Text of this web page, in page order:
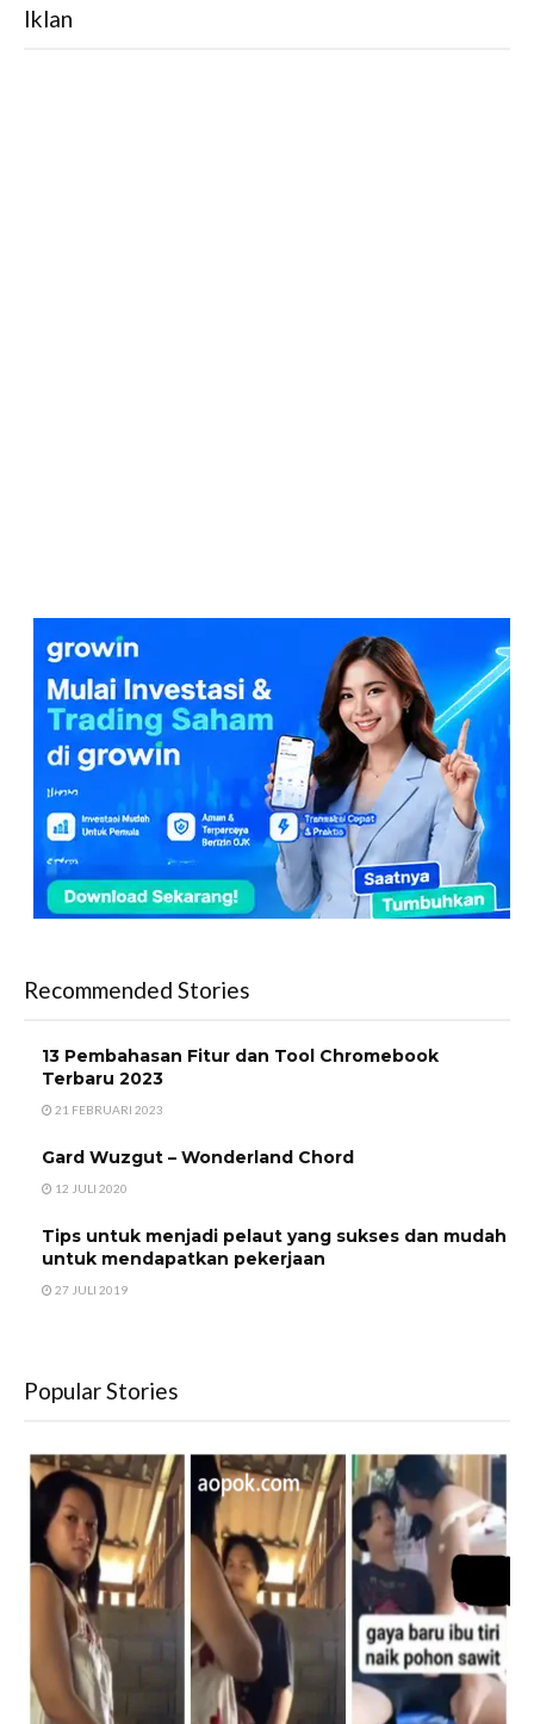
Iklan
Recommended Stories
13 Pembahasan Fitur dan Tool Chromebook
Terbaru 2023
21 FEBRUARI 2023
Gard Wuzgut – Wonderland Chord
12 JULI 2020
Tips untuk menjadi pelaut yang sukses dan mudah
untuk mendapatkan pekerjaan
27 JULI 2019
Popular Stories